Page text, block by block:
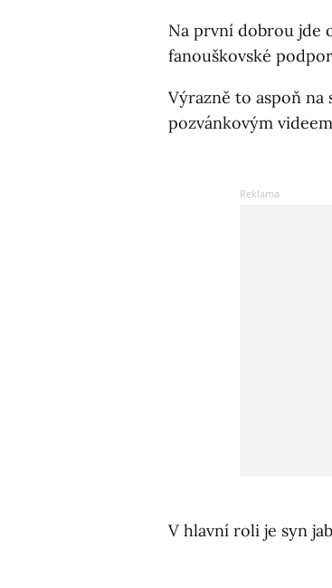
Na první dobrou jde
fanouškovské
Výrazně to aspoň
pozvánkovým
V hlavní roli je syn